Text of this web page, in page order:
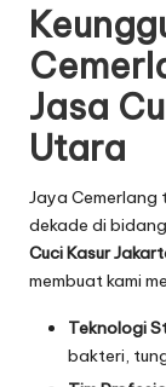
Jasa
Utara
Jaya Cemerlang
dekade di
Cuci Kasur
membuat kami
Teknologi
bakteri,